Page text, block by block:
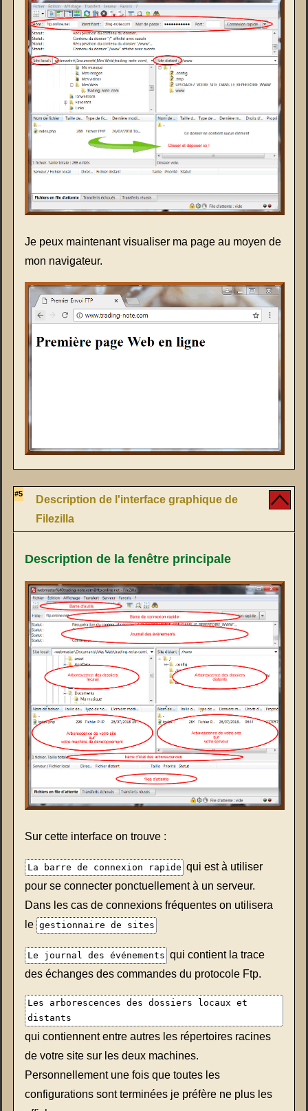
Je peux maintenant visualiser ma page au moyen de
mon navigateur.
#5
Description de l'interface graphique de
Filezilla
Description de la fenêtre principale
Sur cette interface on trouve :
La barre de connexion rapide qui est à utiliser
pour se connecter ponctuellement à un serveur.
Dans les cas de connexions fréquentes on utilisera
le gestionnaire de sites
Le journal des événements qui contient la trace
des échanges des commandes du protocole Ftp.
Les arborescences des dossiers locaux et
distants
qui contiennent entre autres les répertoires racines
de votre site sur les deux machines.
Personnellement une fois que toutes les
configurations sont terminées je préfère ne plus les